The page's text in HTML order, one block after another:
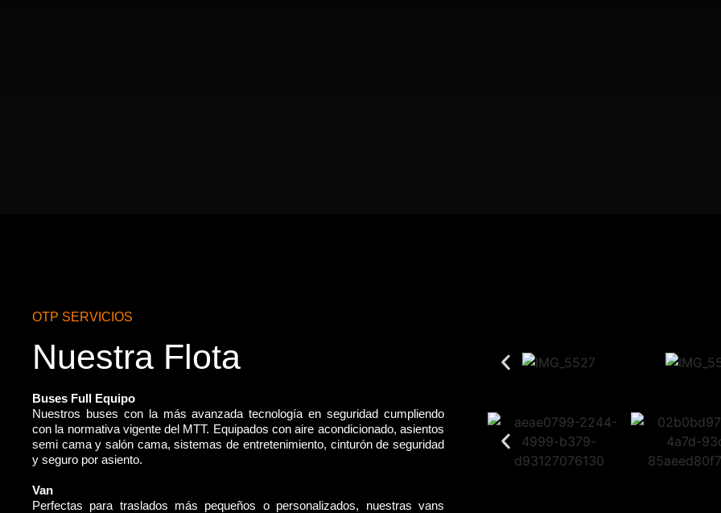
OTP SERVICIOS
Nuestra Flota
Buses Full Equipo
Nuestros buses con la más avanzada tecnología en seguridad cumpliendo
con la normativa vigente del MTT. Equipados con aire acondicionado, asientos
semi cama y salón cama, sistemas de entretenimiento, cinturón de seguridad
y seguro por asiento.
Van
Perfectas para traslados más pequeños o personalizados, nuestras vans